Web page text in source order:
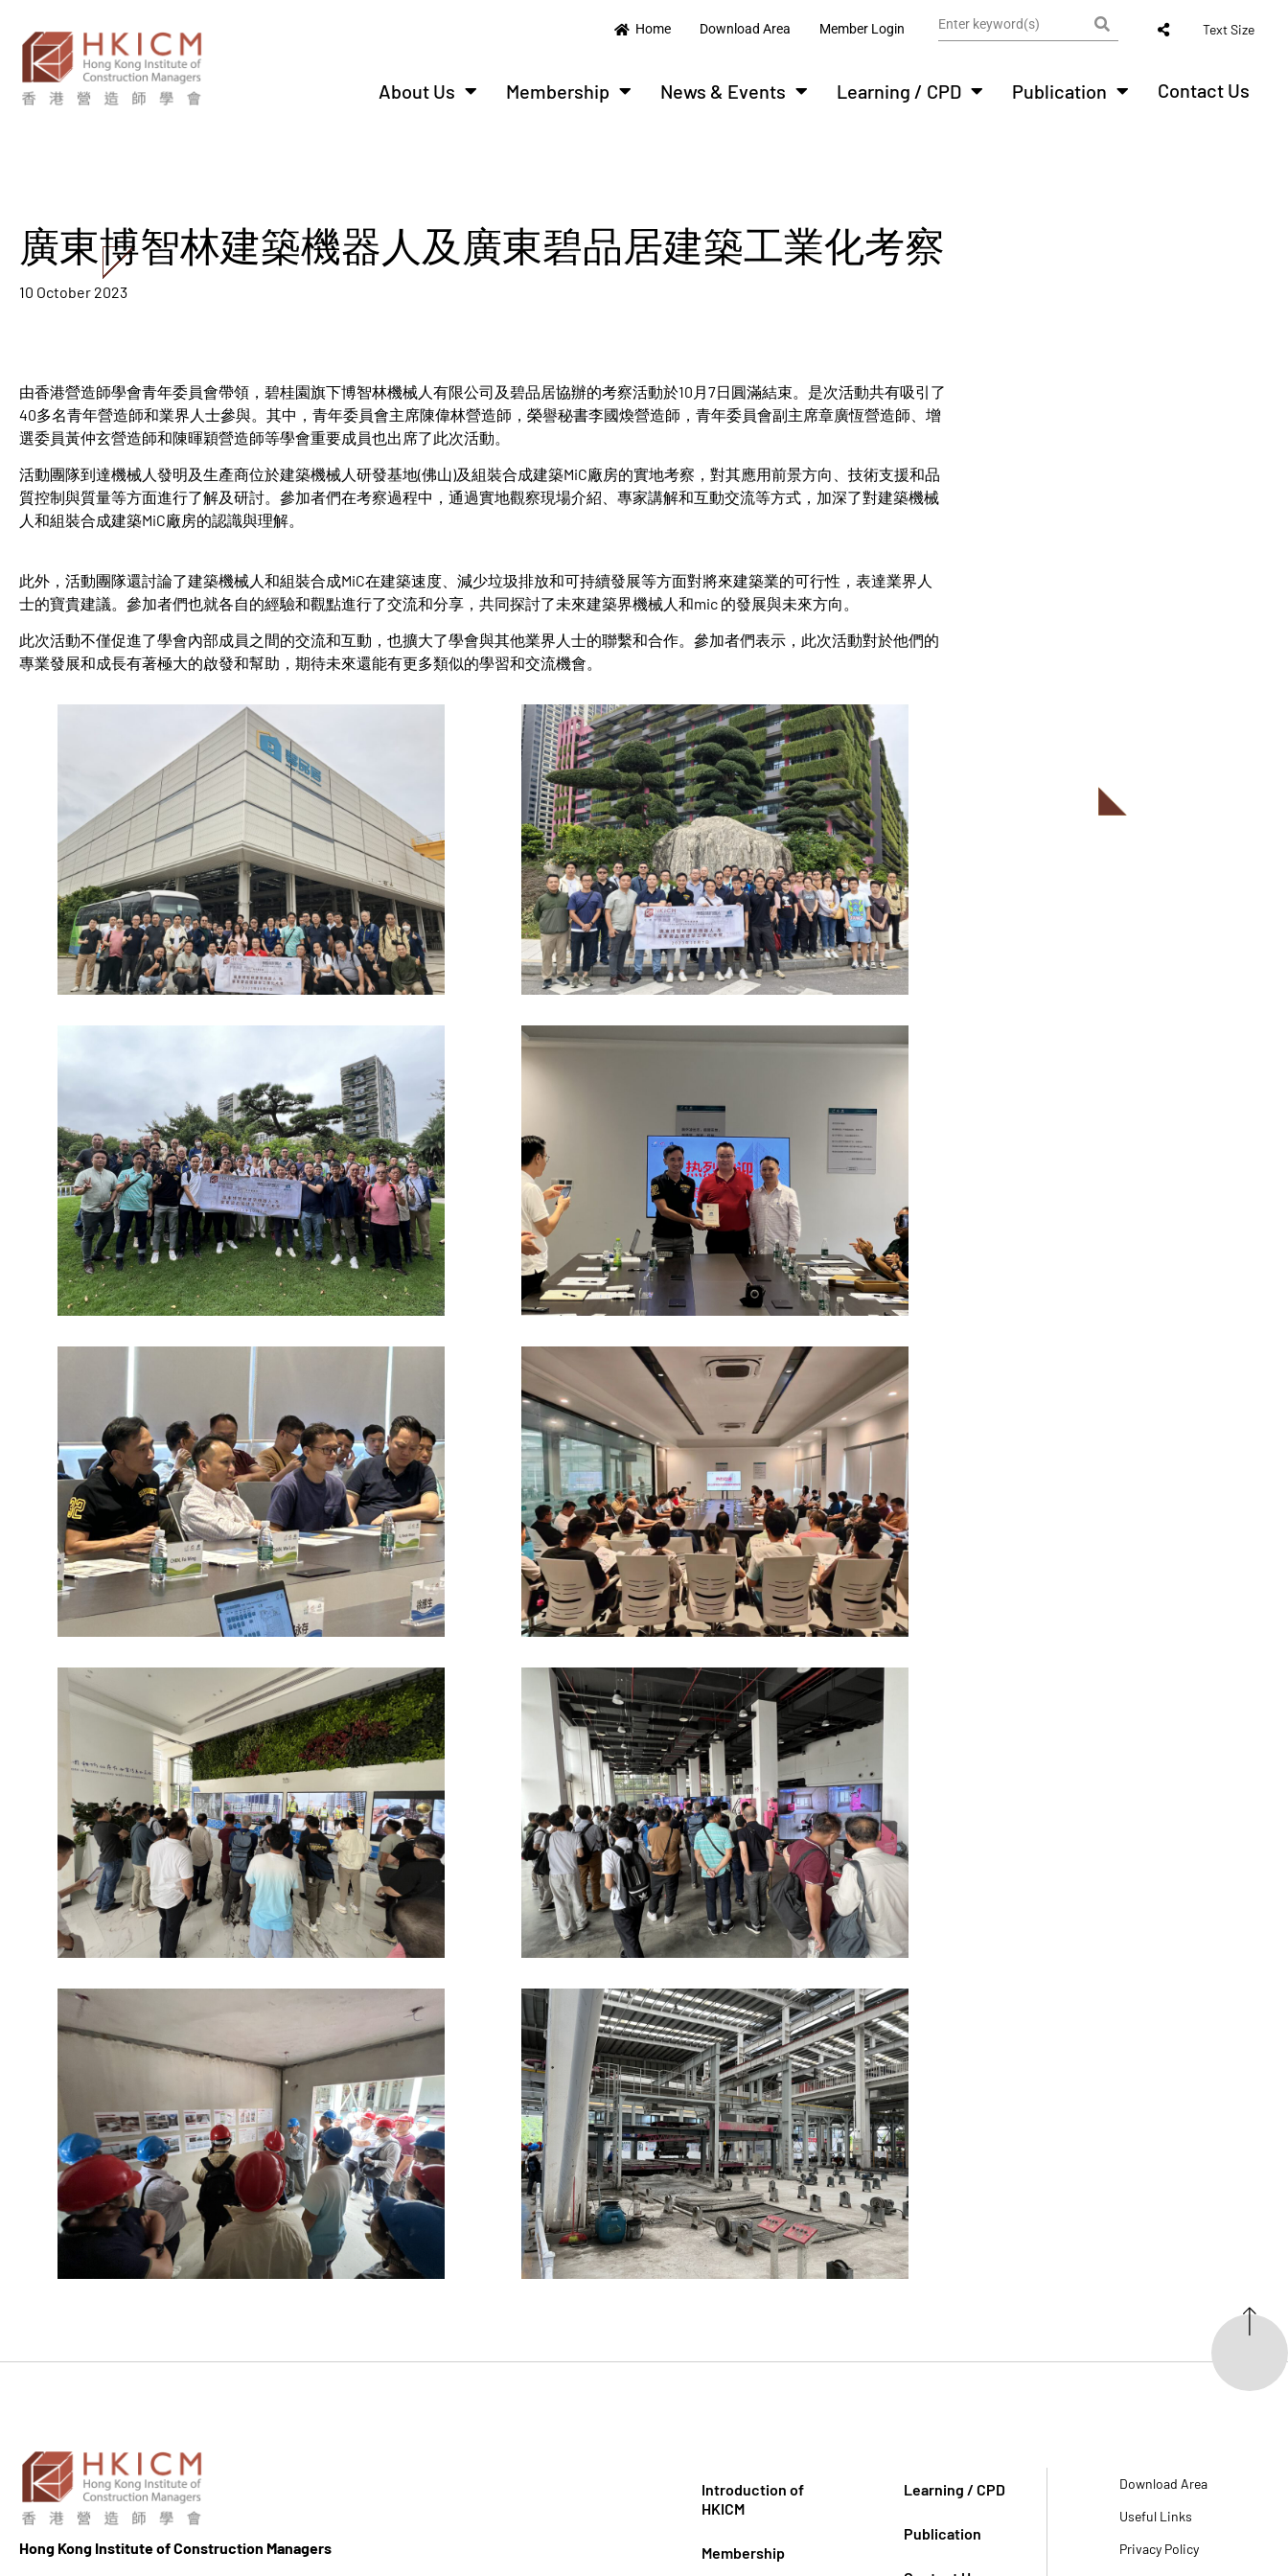
Home Download Area Member Login Text Size
About Us Membership News & Events Learning / CPD Publication Contact Us
廣東博智林建築機器人及廣東碧品居建築工業化考察
10 October 2023
由香港營造師學會青年委員會帶領，碧桂園旗下博智林機械人有限公司及碧品居協辦的考察活動於10月7日圓滿結束。是次活動共有吸引了
40多名青年營造師和業界人士參與。其中，青年委員會主席陳偉林營造師，榮譽秘書李國煥營造師，青年委員會副主席章廣恆營造師、增
選委員黃仲玄營造師和陳暉穎營造師等學會重要成員也出席了此次活動。
活動團隊到達機械人發明及生產商位於建築機械人研發基地(佛山)及組裝合成建築MiC廠房的實地考察，對其應用前景方向、技術支援和品
質控制與質量等方面進行了解及研討。參加者們在考察過程中，通過實地觀察現場介紹、專家講解和互動交流等方式，加深了對建築機械
人和組裝合成建築MiC廠房的認識與理解。
此外，活動團隊還討論了建築機械人和組裝合成MiC在建築速度、減少垃圾排放和可持續發展等方面對將來建築業的可行性，表達業界人
士的寶貴建議。參加者們也就各自的經驗和觀點進行了交流和分享，共同探討了未來建築界機械人和mic 的發展與未來方向。
此次活動不僅促進了學會內部成員之間的交流和互動，也擴大了學會與其他業界人士的聯繫和合作。參加者們表示，此次活動對於他們的
專業發展和成長有著極大的啟發和幫助，期待未來還能有更多類似的學習和交流機會。
Hong Kong Institute of Construction Managers
Introduction of
HKICM
Membership
Learning / CPD
Publication
Download Area
Useful Links
Privacy Policy